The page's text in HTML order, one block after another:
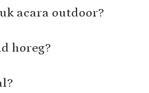
acara outdoor?
horeg?